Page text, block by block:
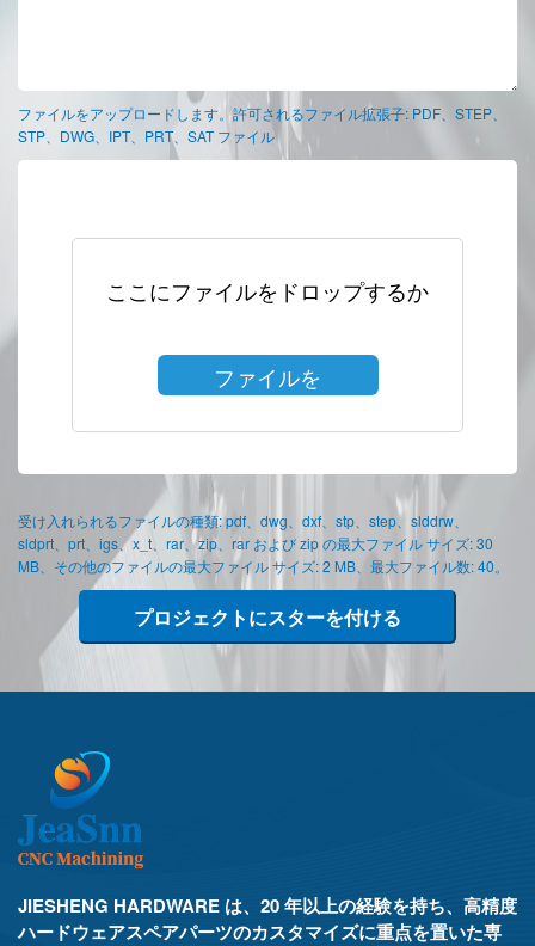
ファイルをアップロードします。許可されるファイル拡張子: PDF、STEP、
STP、DWG、IPT、PRT、SAT ファイル
ここにファイルをドロップするか
ファイルを
受け入れられるファイルの種類: pdf、dwg、dxf、stp、step、slddrw、
sldprt、prt、igs、x_t、rar、zip、rar および zip の最大ファイル サイズ: 30
MB、その他のファイルの最大ファイル サイズ: 2 MB、最大ファイル数: 40。
プロジェクトにスターを付ける
JIESHENG HARDWARE は、20 年以上の経験を持ち、高精度
ハードウェアスペアパーツのカスタマイズに重点を置いた専